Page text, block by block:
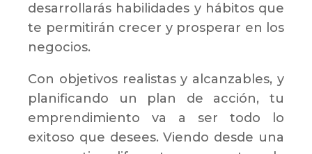
desarrollarás habilidades y hábitos que
te permitirán crecer y prosperar en los
negocios.
Con objetivos realistas y alcanzables, y
planificando un plan de acción, tu
emprendimiento va a ser todo lo
exitoso que desees. Viendo desde una